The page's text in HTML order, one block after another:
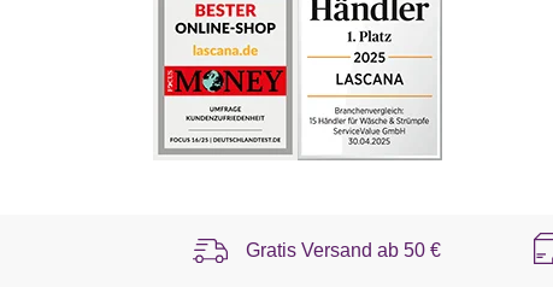
Gratis Versand ab50 €